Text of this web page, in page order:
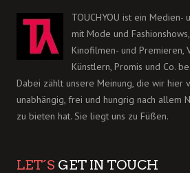
TOUCHYOU ist ein
mit Mode und
Kinofilmen- und Premieren,
Künstlern, Promis und Co.
Dabei zählt unsere Meinung, die wir hier
unabhängig, frei und hungrig nach allem
zu bieten hat. Sie liegt uns zu Füßen.
LET´S GET IN TOUCH